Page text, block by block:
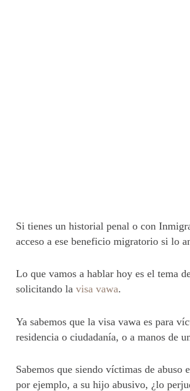
Si tienes un historial penal o con
acceso a ese beneficio migratorio si lo
Lo que vamos a hablar hoy es el tema
solicitando la visa vawa.
Ya sabemos que la visa vawa es para
residencia o ciudadanía, o a manos de
Sabemos que siendo víctimas de
por ejemplo, a su hijo abusivo, ¿lo